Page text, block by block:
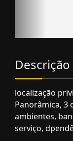
localização
Panorâmica, 3
ambientes,
serviço,